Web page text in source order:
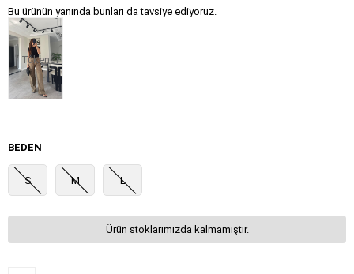
Bu ürünün yanında bunları da tavsiye ediyoruz.
Tükendi
BEDEN
S M L
Ürün stoklarımızda kalmamıştır.